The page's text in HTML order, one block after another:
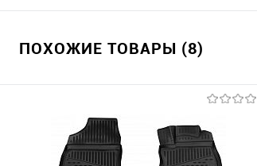
ПОХОЖИЕ ТОВАРЫ (8)